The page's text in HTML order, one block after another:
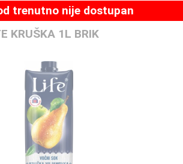
trenutno nije dostupan
KRUŠKA 1L BRIK